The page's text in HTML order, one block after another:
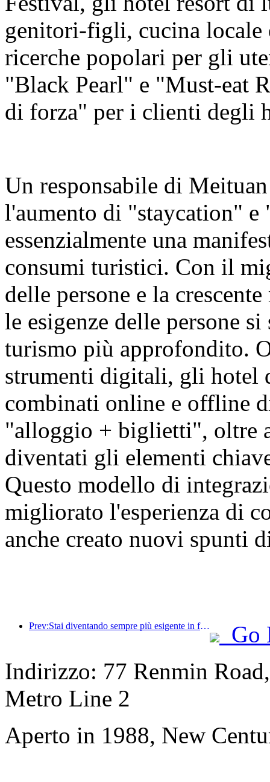
genitori-figli, cucina locale
ricerche popolari per gli
"Black Pearl" e "Must-eat
di forza" per i clienti degli
Un responsabile di
l'aumento di "staycation"
essenzialmente una
consumi turistici. Con il
delle persone e la
le esigenze delle persone
turismo più approfondito.
strumenti digitali, gli hotel
combinati online e offline
"alloggio + biglietti", oltre
diventati gli elementi
Questo modello di
migliorato l'esperienza di
anche creato nuovi spunti
Prev:Stai diventando sempre più esigente in fatto di hotel? I marchi di fascia media e alta stanno tutti 'raccogliendo' i dettagli
Go
Indirizzo: 77 Renmin
Metro Line 2
Aperto in 1988, New